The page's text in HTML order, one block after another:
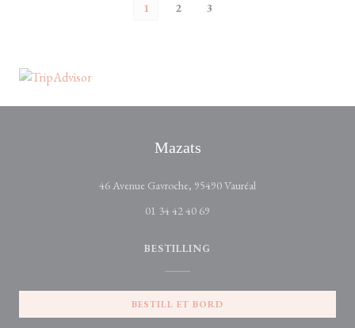
1 2 3
Mazats
46 Avenue Gavroche, 95490 Vauréal
01 34 42 40 69
BESTILLING
BESTILL ET BORD